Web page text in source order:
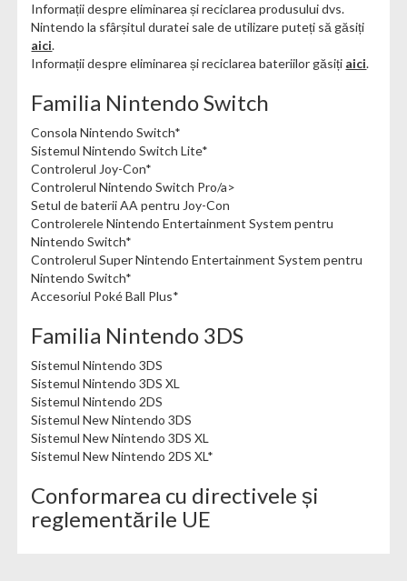
Informații despre eliminarea și reciclarea produsului dvs.
Nintendo la sfârșitul duratei sale de utilizare puteți să găsiți
aici.
Informații despre eliminarea și reciclarea bateriilor găsiți aici.
Familia Nintendo Switch
Consola Nintendo Switch*
Sistemul Nintendo Switch Lite*
Controlerul Joy-Con*
Controlerul Nintendo Switch Pro/a>
Setul de baterii AA pentru Joy-Con
Controlerele Nintendo Entertainment System pentru
Nintendo Switch*
Controlerul Super Nintendo Entertainment System pentru
Nintendo Switch*
Accesoriul Poké Ball Plus*
Familia Nintendo 3DS
Sistemul Nintendo 3DS
Sistemul Nintendo 3DS XL
Sistemul Nintendo 2DS
Sistemul New Nintendo 3DS
Sistemul New Nintendo 3DS XL
Sistemul New Nintendo 2DS XL*
Conformarea cu directivele și
reglementările UE